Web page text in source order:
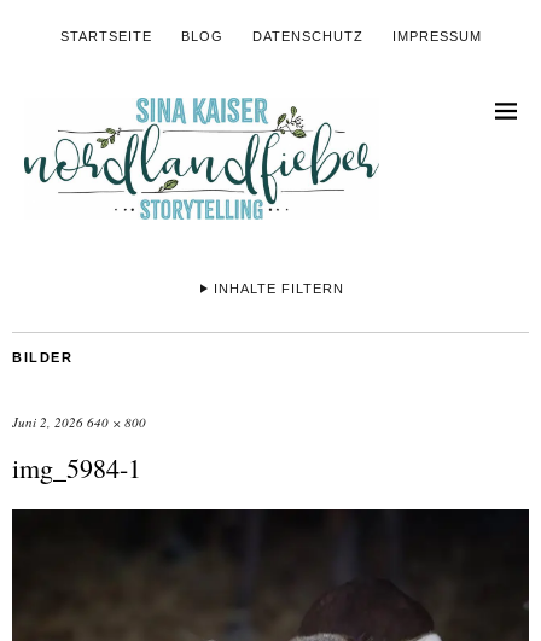
STARTSEITE BLOG DATENSCHUTZ IMPRESSUM
INHALTE FILTERN
BILDER
Juni 2, 2026 640 × 800
img_5984-1